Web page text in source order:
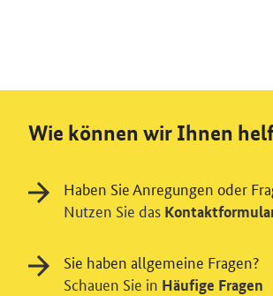
Wie können wir Ihnen
Haben Sie Anregungen oder
Nutzen Sie das
Sie haben allgemeine Fragen?
Schauen Sie in Häufige Fragen